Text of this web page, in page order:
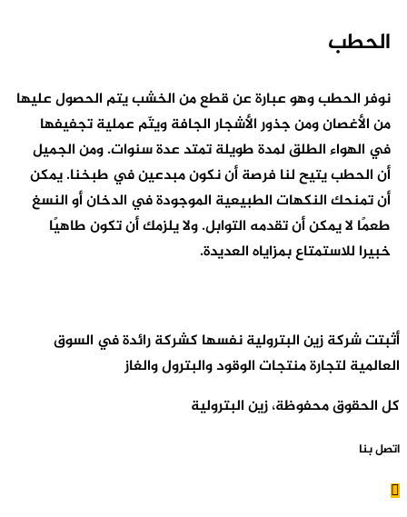
الحطب
نوفر الحطب وهو عبارة عن قطع من الخشب يتم الحصول عليها
من الأغصان ومن جذور الأشجار الجافة ويتّم عملية تجفيفها
في الهواء الطلق لمدة طويلة تمتد عدة سنوات. ومن الجميل
أن الحطب يتيح لنا فرصة أن نكون مبدعين في طبخنا. يمكن
أن تمنحك النكهات الطبيعية الموجودة في الدخان أو النسغ
طعمًا لا يمكن أن تقدمه التوابل. ولا يلزمك أن تكون طاهيًا
خبيرا للاستمتاع بمزاياه العديدة.
أثبتت شركة زين البترولية نفسها كشركة رائدة في السوق
العالمية لتجارة منتجات الوقود والبترول والغاز
كل الحقوق محفوظة، زين البترولية
اتصل بنا